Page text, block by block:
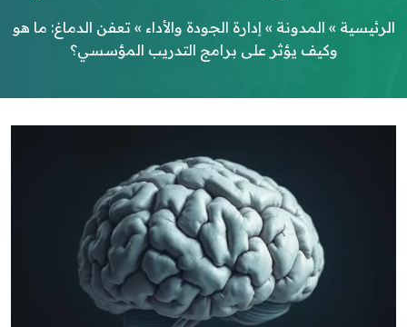
الرئيسية » المدونة » إدارة الجودة والأداء » تعفن الدماغ: ما هو
وكيف يؤثر على برامج التدريب المؤسسي؟